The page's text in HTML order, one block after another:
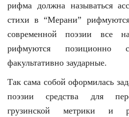
рифма должна называться
стихи в “Мерани”
современной поэзии все
рифмуются позиционно
факультативно заударные.
Так сама собой оформилась
поэзии средства для
грузинской метрики и